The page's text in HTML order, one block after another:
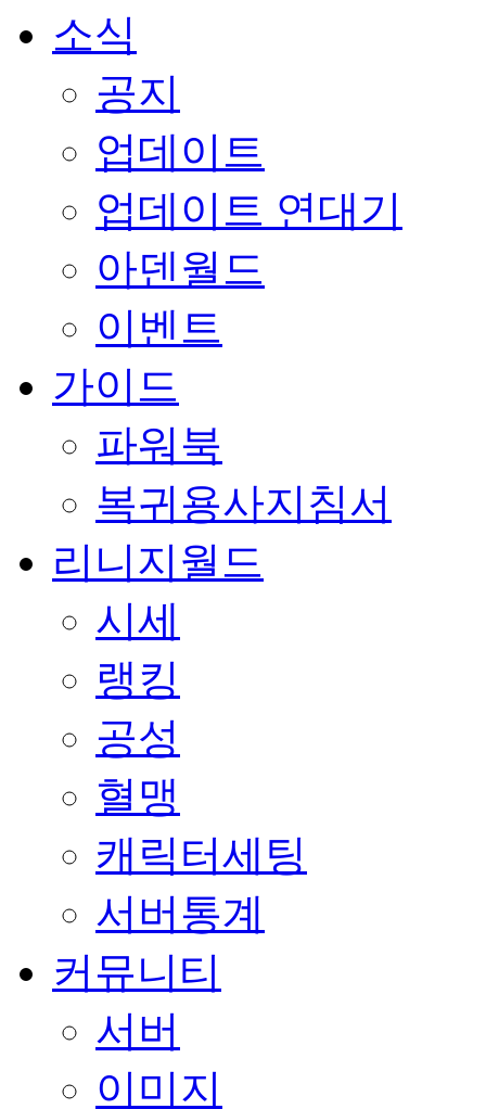
소식
공지
업데이트
업데이트 연대기
아덴월드
이벤트
가이드
파워북
복귀용사지침서
리니지월드
시세
랭킹
공성
혈맹
캐릭터세팅
서버통계
커뮤니티
서버
이미지